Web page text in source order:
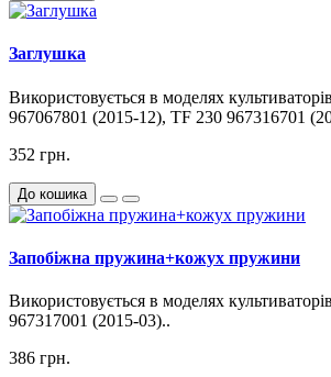
Заглушка
Використовується в моделях
967067801 (2015-12), TF 230 967316701
352 грн.
До кошика
Запобіжна пружина+кожух пружини
Використовується в моделях
967317001 (2015-03)..
386 грн.